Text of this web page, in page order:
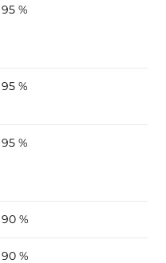
95 %
95 %
95 %
90 %
90 %